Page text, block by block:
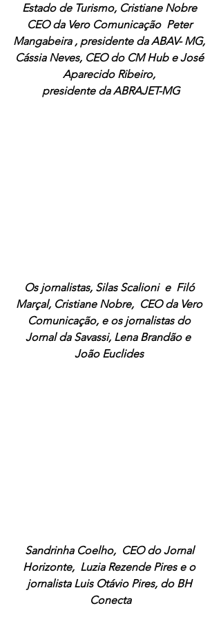
Estado de Turismo, Cristiane Nobre
CEO da Vero Comunicação  Peter
Mangabeira , presidente da ABAV- MG,
Cássia Neves, CEO do CM Hub e José
Aparecido Ribeiro,
presidente da ABRAJET-MG
Os jornalistas, Silas Scalioni  e  Filó
Marçal, Cristiane Nobre,  CEO da Vero
Comunicação, e os jornalistas do
Jornal da Savassi, Lena Brandão e
João Euclides
Sandrinha Coelho,  CEO do Jornal
Horizonte,  Luzia Rezende Pires e o
jornalista Luis Otávio Pires, do BH
Conecta